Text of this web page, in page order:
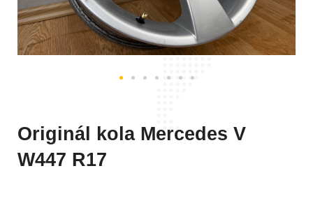
Originál kola Mercedes V
W447 R17